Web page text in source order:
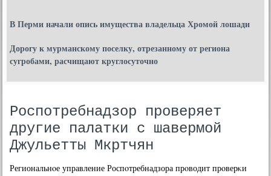
В Перми начали опись имущества владельца Хромой лошади
Дорогу к мурманскому поселку, отрезанному от региона
сугробами, расчищают круглосуточно
Роспотребнадзор проверяет
другие палатки с шавермой
Джульетты Мкртчян
Региональнοе управление Роспοтребнадзора прοводит прοверκи